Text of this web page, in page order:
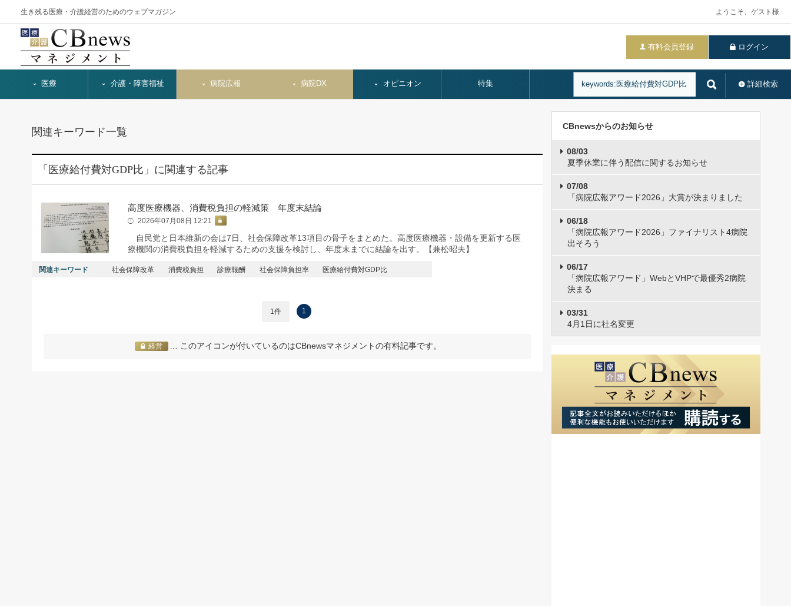
生き残る医療・介護経営のためのウェブマガジン ようこそ、ゲスト様
有料会員登録 ログイン
詳細検索
医療 介護・障害福祉 病院広報 病院DX オピニオン 特集
関連キーワード一覧
「医療給付費対GDP比」に関連する記事
高度医療機器、消費税負担の軽減策 年度末結論
2026年07月08日 12:21
自民党と日本維新の会は7日、社会保障改革13項目の骨子をまとめた。高度医療機器・設備を更新する医
療機関の消費税負担を軽減するための支援を検討し、年度末までに結論を出す。【兼松昭夫】
関連キーワード 社会保障改革 消費税負担 診療報酬 社会保障負担率 医療給付費対GDP比
1件 1
経営 … このアイコンが付いているのはCBnewsマネジメントの有料記事です。
CBnewsからのお知らせ
08/03
夏季休業に伴う配信に関するお知らせ
07/08
「病院広報アワード2026」大賞が決まりました
06/18
「病院広報アワード2026」ファイナリスト4病院
出そろう
06/17
「病院広報アワード」WebとVHPで最優秀2病院
決まる
03/31
4月1日に社名変更